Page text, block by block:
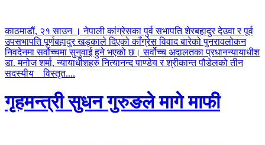
काठमाडौं, २१ साउन । नेपाली कांग्रेसका पुर्व सभापति शेरबहादुर देउवा र पूर्व
उपसभापति पूर्णबहादुर खड्काले दिएको काँग्रेस विवाद बारेको पुनरावलोकन
निवदेनमा सर्वोच्चमा सुनुवाई हुने भएको छ। सर्वोच्च अदालतका प्रधानन्यायाधीश
डा. मनोज शर्मा, न्यायाधीशहरु नित्यानन्द पाण्डेय र श्रीकान्त पौडेलको तीन
सदस्यीयविस्तृत....
गृहमन्त्री सुधन गुरुङले मागे माफी